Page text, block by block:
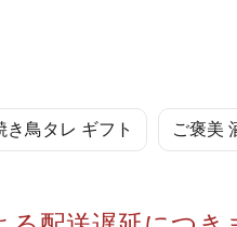
麺類/つ
誌 書籍
き鳥タレ ギフト ご褒美